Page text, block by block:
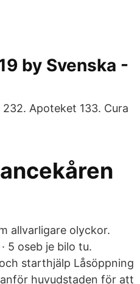
by Svenska -
Apoteket 133. Cura
allvarligare olyckor.
5 oseb je bilo tu.
starthjälp Låsöppning
huvudstaden för att